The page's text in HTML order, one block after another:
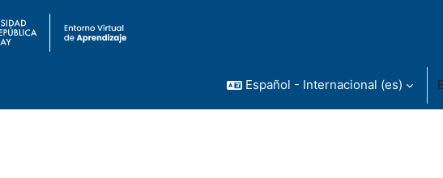
Español - Internacional ‎(es)‎